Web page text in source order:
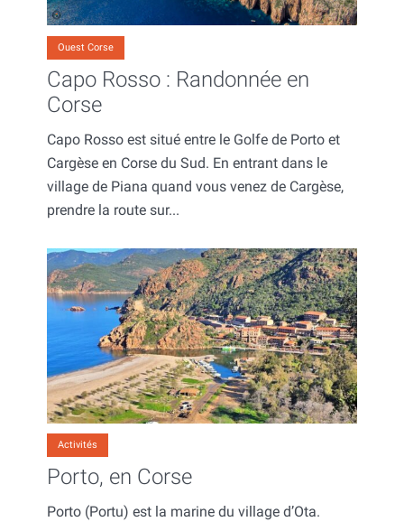
Ouest Corse
Capo Rosso : Randonnée en
Corse
Capo Rosso est situé entre le Golfe de Porto et
Cargèse en Corse du Sud. En entrant dans le
village de Piana quand vous venez de Cargèse,
prendre la route sur...
Activités
Porto, en Corse
Porto (Portu) est la marine du village d’Ota.